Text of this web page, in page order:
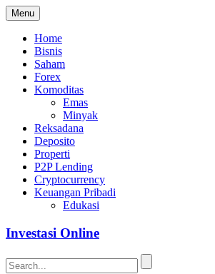
Menu
Home
Bisnis
Saham
Forex
Komoditas
Emas
Minyak
Reksadana
Deposito
Properti
P2P Lending
Cryptocurrency
Keuangan Pribadi
Edukasi
Investasi Online